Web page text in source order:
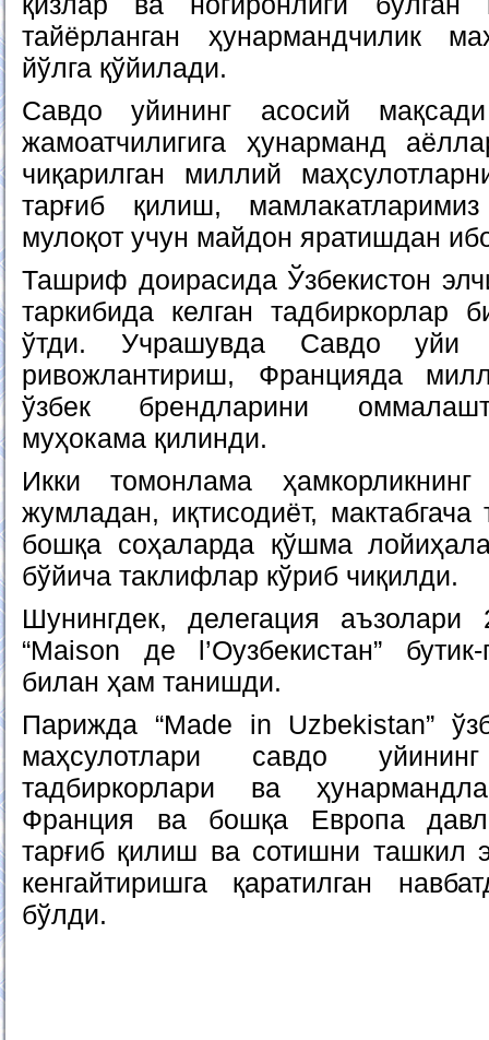
тайёрланган ҳунармандчилик
йўлга қўйилади.
Савдо уйининг асосий
жамоатчилигига ҳунарманд
чиқарилган миллий
тарғиб қилиш,
мулоқот учун майдон яратишдан
Ташриф доирасида Ўзбекистон
таркибида келган тадбиркорлар
ўтди. Учрашувда Савдо уйи
ривожлантириш, Францияда
ўзбек брендларини
муҳокама қилинди.
Икки томонлама
жумладан, иқтисодиёт,
бошқа соҳаларда қўшма
бўйича таклифлар кўриб чиқилди.
Шунингдек, делегация аъзолари
“Maison де l’Оузбекистан”
билан ҳам танишди.
Парижда “Made in Uzbekistan”
маҳсулотлари савдо
тадбиркорлари ва
Франция ва бошқа Европа
тарғиб қилиш ва сотишни ташкил
кенгайтиришга қаратилган
бўлди.